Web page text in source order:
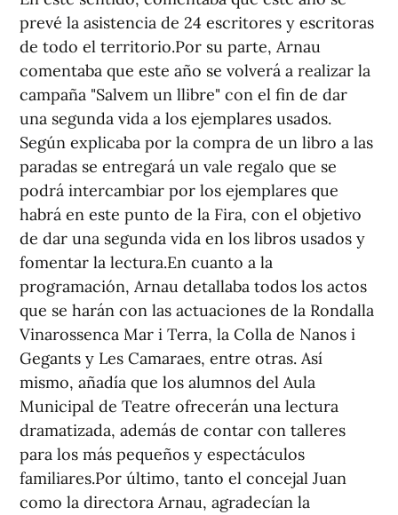
prevé la asistencia de 24 escritores y escritoras
de todo el territorio.Por su parte, Arnau
comentaba que este año se volverá a realizar la
campaña "Salvem un llibre" con el fin de dar
una segunda vida a los ejemplares usados.
Según explicaba por la compra de un libro a las
paradas se entregará un vale regalo que se
podrá intercambiar por los ejemplares que
habrá en este punto de la Fira, con el objetivo
de dar una segunda vida en los libros usados y
fomentar la lectura.En cuanto a la
programación, Arnau detallaba todos los actos
que se harán con las actuaciones de la Rondalla
Vinarossenca Mar i Terra, la Colla de Nanos i
Gegants y Les Camaraes, entre otras. Así
mismo, añadía que los alumnos del Aula
Municipal de Teatre ofrecerán una lectura
dramatizada, además de contar con talleres
para los más pequeños y espectáculos
familiares.Por último, tanto el concejal Juan
como la directora Arnau, agradecían la